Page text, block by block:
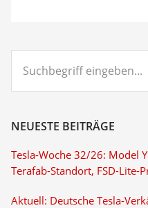
eingeben...
NEUESTE BEITRÄGE
Tesla-Woche 32/26: Model
Terafab-Standort, FSD-Lite-
Aktuell: Deutsche Tesla-